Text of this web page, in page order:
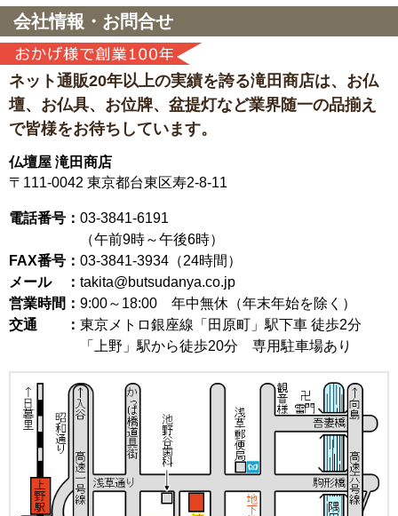
会社情報・お問合せ
ネット通販20年以上の実績を誇る滝田商店は、 お仏
壇、お仏具、お位牌、盆提灯など業界随一の品揃え
で皆様をお待ちしています。
仏壇屋 滝田商店
〒111-0042 東京都台東区寿2-8-11
電話番号： 03-3841-6191
（午前9時～午後6時）
FAX番号： 03-3841-3934（24時間）
メール ： takita@butsudanya.co.jp
営業時間： 9:00～18:00 年中無休（年末年始を除く）
交通 ： 東京メトロ銀座線「田原町」駅下車 徒歩2分
「上野」駅から徒歩20分 専用駐車場あり